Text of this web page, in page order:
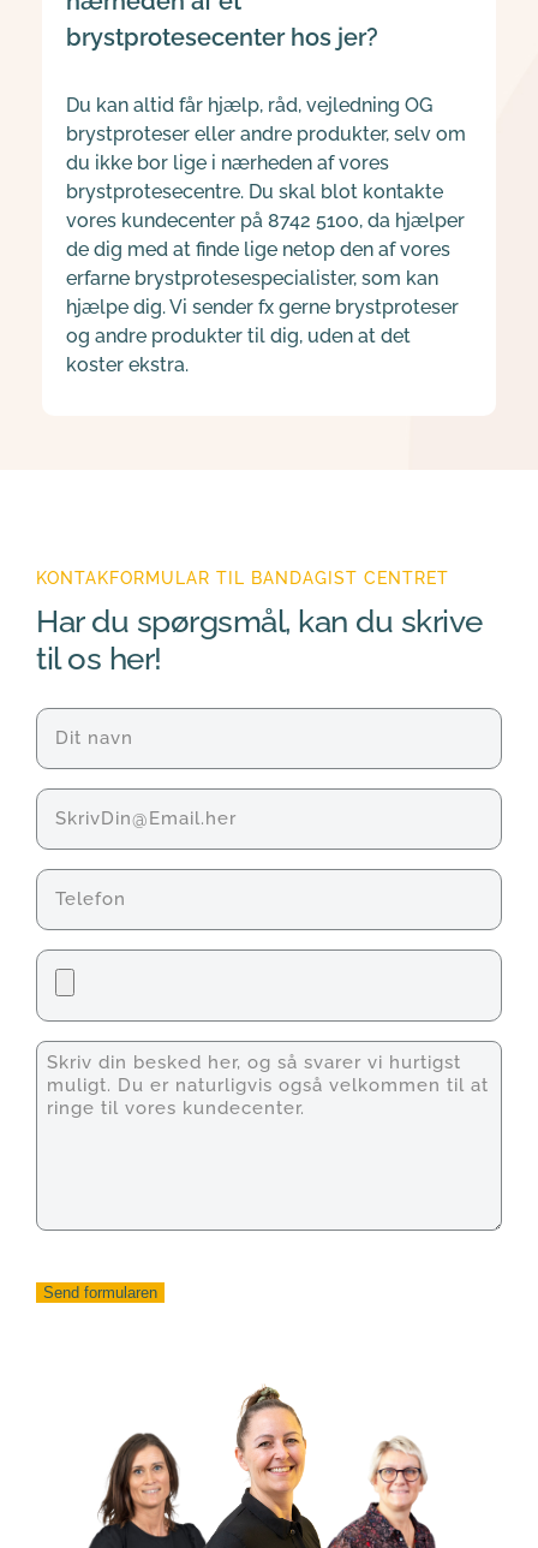
Du kan altid får hjælp, råd, vejledning OG
brystproteser eller andre produkter, selv om
du ikke bor lige i nærheden af vores
brystprotesecentre. Du skal blot kontakte
vores kundecenter på 8742 5100, da hjælper
de dig med at finde lige netop den af vores
erfarne brystprotesespecialister, som kan
hjælpe dig. Vi sender fx gerne brystproteser
og andre produkter til dig, uden at det
koster ekstra.
KONTAKFORMULAR TIL BANDAGIST CENTRET
Har du spørgsmål, kan du skrive
til os her!
Navn
E-
mail
Telefon
Fil
Unavngivet
Send formularen